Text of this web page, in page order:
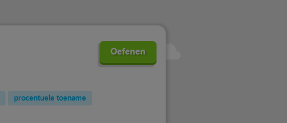
Oefenen
procentuele toename